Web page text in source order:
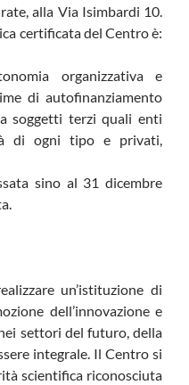
alla Via Isimbardi 10.
certificata del Centro è:
organizzativa e
di autofinanziamento
soggetti terzi quali enti
di ogni tipo e privati,
sino al 31 dicembre
un’istituzione di
dell’innovazione e
settori del futuro, della
integrale. Il Centro si
scientifica riconosciuta